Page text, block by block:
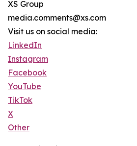
XS Group
media.comments@xs.com
Visit us on social media:
LinkedIn
Instagram
Facebook
YouTube
TikTok
X
Other